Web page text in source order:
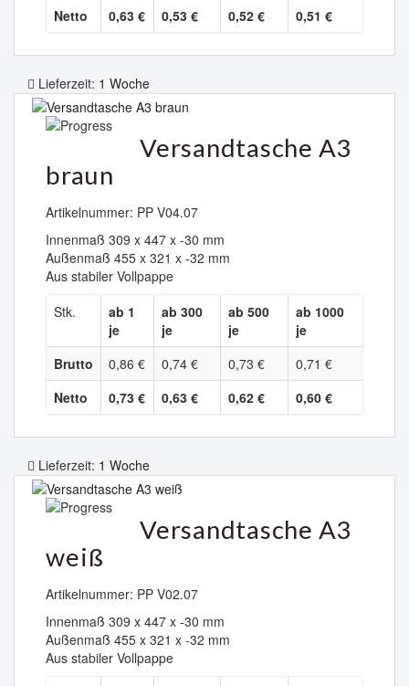
Netto
0,63 € 0,53 € 0,52 € 0,51 €
Lieferzeit: 1 Woche
Versandtasche A3
braun
Artikelnummer: PP V04.07
Innenmaß 309 x 447 x -30 mm
Außenmaß 455 x 321 x -32 mm
Aus stabiler Vollpappe
Stk.
ab 1
je
ab 300
je
ab 500
je
ab 1000
je
Brutto
0,86 € 0,74 € 0,73 €
0,71 €
Netto
0,73 € 0,63 € 0,62 € 0,60 €
Lieferzeit: 1 Woche
Versandtasche A3
weiß
Artikelnummer: PP V02.07
Innenmaß 309 x 447 x -30 mm
Außenmaß 455 x 321 x -32 mm
Aus stabiler Vollpappe